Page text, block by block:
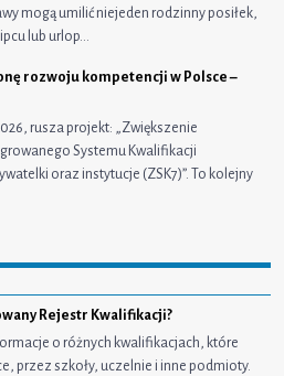
mogą umilić niejeden rodzinny posiłek,
lub urlop…
rozwoju kompetencji w Polsce –
rusza projekt: „Zwiększenie
Systemu Kwalifikacji
oraz instytucje (ZSK7)”. To kolejny
Rejestr Kwalifikacji?
o różnych kwalifikacjach, które
przez szkoły, uczelnie i inne podmioty.